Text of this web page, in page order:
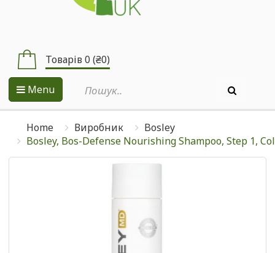
Товарів 0 (₴0)
Menu
Home Виробник
Bosley
Bosley, Bos-Defense Nourishing Shampoo, Step 1,